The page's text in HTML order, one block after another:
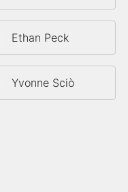
Ethan Peck
Yvonne Sciò